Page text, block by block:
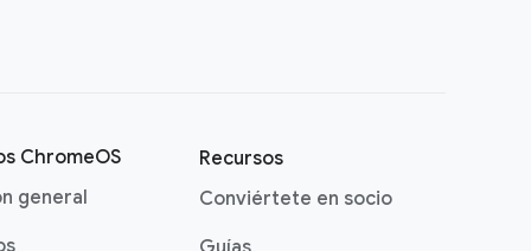
ChromeOS
general
Recursos
Conviértete en socio